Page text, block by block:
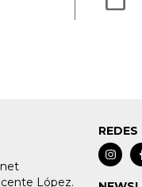
López.